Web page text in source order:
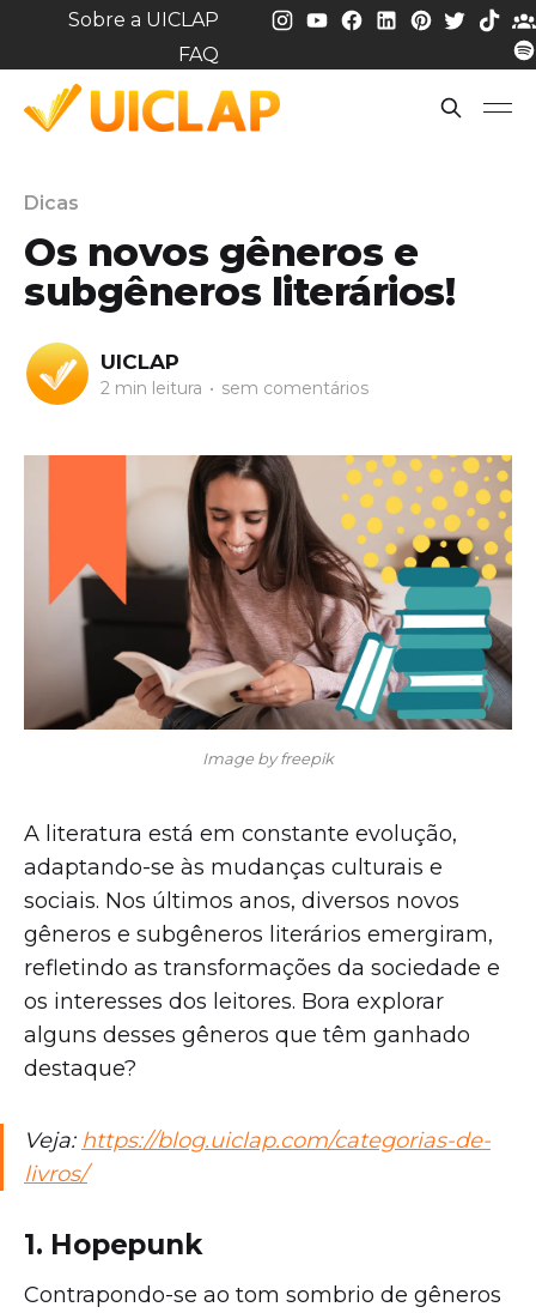
Sobre a UICLAP
FAQ
Dicas
Os novos gêneros e
subgêneros literários!
UICLAP
2 min leitura • sem comentários
Image by freepik
A literatura está em constante evolução,
adaptando-se às mudanças culturais e
sociais. Nos últimos anos, diversos novos
gêneros e subgêneros literários emergiram,
refletindo as transformações da sociedade e
os interesses dos leitores. Bora explorar
alguns desses gêneros que têm ganhado
destaque?
Veja: https://blog.uiclap.com/categorias-de-
livros/
1. Hopepunk
Contrapondo-se ao tom sombrio de gêneros